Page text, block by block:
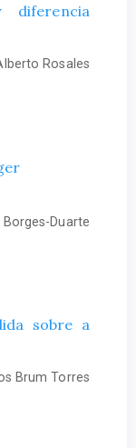
diferencia
Rosales
Borges-Duarte
sobre a
Brum Torres